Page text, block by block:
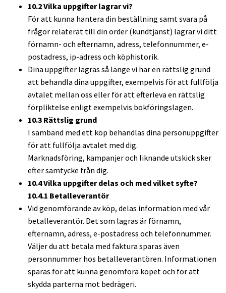
10.2 Vilka uppgifter lagrar vi?
För att kunna hantera din beställning samt svara på
frågor relaterat till din order (kundtjänst) lagrar vi ditt
förnamn- och efternamn, adress, telefonnummer, e-
postadress, ip-adress och köphistorik.
Dina uppgifter lagras så länge vi har en rättslig grund
att behandla dina uppgifter, exempelvis för att fullfölja
avtalet mellan oss eller för att efterleva en rättslig
förpliktelse enligt exempelvis bokföringslagen.
10.3 Rättslig grund
I samband med ett köp behandlas dina personuppgifter
för att fullfölja avtalet med dig.
Marknadsföring, kampanjer och liknande utskick sker
efter samtycke från dig.
10.4 Vilka uppgifter delas och med vilket syfte?
10.4.1 Betalleverantör
Vid genomförande av köp, delas information med vår
betalleverantör. Det som lagras är förnamn,
efternamn, adress, e-postadress och telefonnummer.
Väljer du att betala med faktura sparas även
personnummer hos betalleverantören. Informationen
sparas för att kunna genomföra köpet och för att
skydda parterna mot bedrägeri.